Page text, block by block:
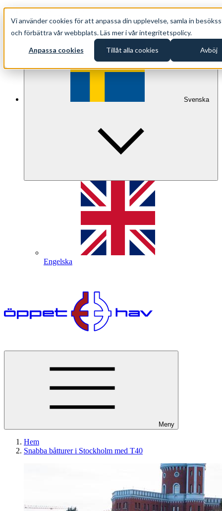
Vi använder cookies för att anpassa din upplevelse, samla in
och förbättra vår webbplats. Läs mer i vår integritetspolicy.
Anpassa cookies Tillåt alla cookies Avböj
info@oppethav.se
Svenska
Engelska
Meny
Hem
Snabba båtturer i Stockholm med T40